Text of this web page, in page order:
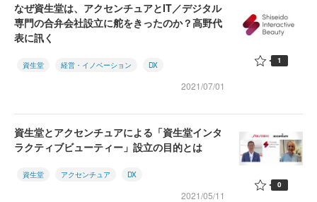
なぜ資生堂は、アクセンチュアとIT／デジタル
専門の合弁会社設立に舵をきったのか？高野代
表に訊く
資生堂 経営・イノベーション DX
2021/07/01
1
資生堂とアクセンチュアによる「資生堂インタ
ラクティブビューティー」設立の目的とは
資生堂 アクセンチュア DX
2021/05/11
0